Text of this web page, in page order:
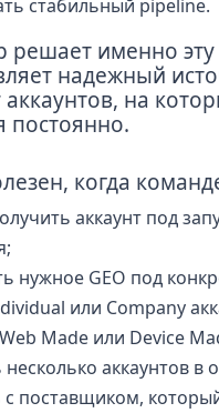
стабильный pipeline.
решает именно эту
надежный
на
постоянно.
когда
аккаунт под
нужное GEO под
или Company
Made или Device
аккаунтов в
поставщиком,